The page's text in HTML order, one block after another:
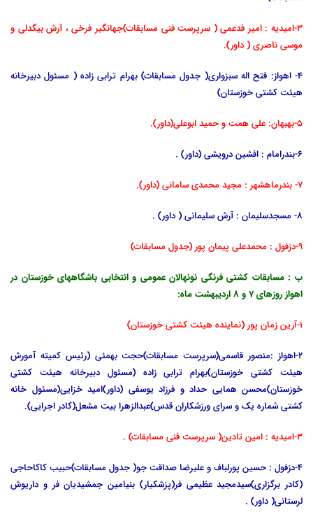
3-امیدیه : امیر فدعمی ( سرپرست فنی مسابقات)جهانگیر فرخی ، آرش بیگدلی و
موسی ناصری ( داور).
4- اهواز: فتح اله سبزواری( جدول مسابقات) بهرام ترابی زاده ( مسئول دبیرخانه
هیئت کشتی خوزستان)
5-بهبهان: علی همت و حمید ابوعلی(داور).
6-بندرامام : افشین درویشی (داور) .
7- بندرماهشهر : مجید محمدی سامانی (داور).
8- مسجدسلیمان : آرش سلیمانی ( داور) .
9-دزفول : محمدعلی پیمان پور (جدول مسابقات)
ب : مسابقات کشتی فرنگی نونهالان عمومی و انتخابی باشگاههای خوزستان در
اهواز روزهای 7 و 8 اردیبهشت ماه:
1-آرین زمان پور (نماینده هیئت کشتی خوزستان)
2-اهواز :منصور قاسمی(سرپرست مسابقات)حجت بهمئی (رئیس کمیته آمورش
هیئت کشتی خوزستان)بهرام ترابی زاده (مسئول دبیرخانه هیئت کشتی
خوزستان)محسن همایی حداد و فرزاد یوسفی (داور)امید خزایی(مسئول خانه
کشتی شماره یک و سرای ورزشکاران قدس)عبدالزهرا بیت مشعل(کادر اجرایی).
3-امیدیه : امین تادین( سرپرست فنی مسابقات) .
4-دزفول : حسین پورلباف و علیرضا صداقت جو( جدول مسابقات)حبیب کاکاحاجی
(کادر برگزاری)سیدمجید عظیمی فر(پزشکیار) بنیامین جمشیدیان فر و داریوش
لرستانی( داور) .